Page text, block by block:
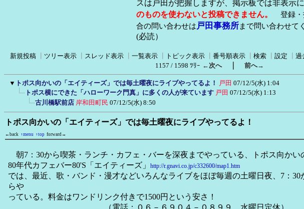
スは戸田が把握しますが、掲示板では非表示
のものを使わないと投稿できません。
登録
合の問い合わせは戸田事務所まで問い合わせて
(必読）
新規投稿 ツリー表示 スレッド表示 一覧表示 トピック表示 番号順表示 検索 設定 過
1157 / 1598 ﾂﾘｰ ←次へ｜ 前へ→
▼ トポス向かいの「エイティーズ」では毎土曜夜にライブやってるよ！ 戸田 07/12/5(水) 1:04
トポス横にできた「ハローワーク門真」に多くの人が来ています 戸田 07/12/5(水) 1:13
古川橋駅前店 岸和田町民 07/12/5(水) 8:50
トポス向かいの「エイティーズ」では毎土曜夜にライブやってるよ！
←back ↑menu ↑top forward→
朝7：30から喫茶・ランチ・カフェ・バーを深夜までやっている、トポス向かい
80年代カフェバー80'S「エイティーズ」
http://r.gnavi.co.jp/c332600/map1.htm
では、最近、歌・バンド・漫才などいろんなライブをほぼ毎週の土曜日夜、7：30
らや
っている。料金はワンドリンク付きで1500円という安さ！